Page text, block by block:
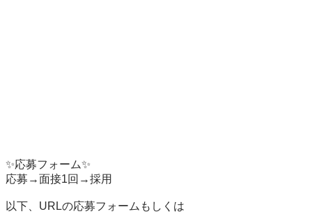
✨応募フォーム✨
応募→面接1回→採用
以下、URLの応募フォームもしくは